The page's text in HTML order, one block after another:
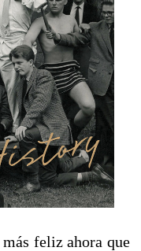
feliz ahora que